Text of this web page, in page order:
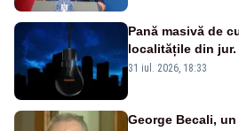
Pană masivă de
localitățile din
semafoarele,
31 iul. 2026, 18:33
George Becali,